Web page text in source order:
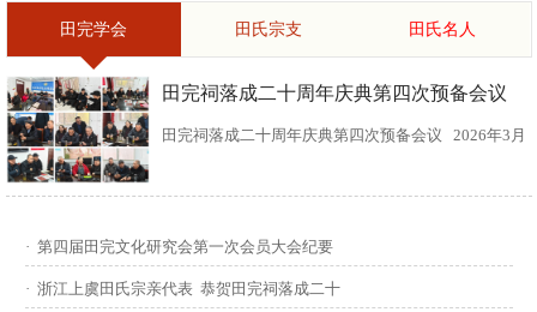
田完学会 田氏宗支 田氏名人
田完祠落成二十周年庆典第四次预备会议
田完祠落成二十周年庆典第四次预备会议 2026年3月
祖”第四次预备会议。 常务副会长田传灿宗亲主持会
· 第四届田完文化研究会第一次会员大会纪要
· 浙江上虞田氏宗亲代表 恭贺田完祠落成二十